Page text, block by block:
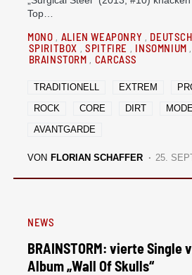
Top…
MONO ALIEN WEAPONRY
SPIRITBOX
SPITFIRE INSOMNIUM
BRAINSTORM
CARCASS
TRADITIONELL EXTREM
ROCK
CORE DIRT
AVANTGARDE
VON FLORIAN SCHAFFER 25.
NEWS
BRAINSTORM: vierte Single
Album „Wall Of Skulls“